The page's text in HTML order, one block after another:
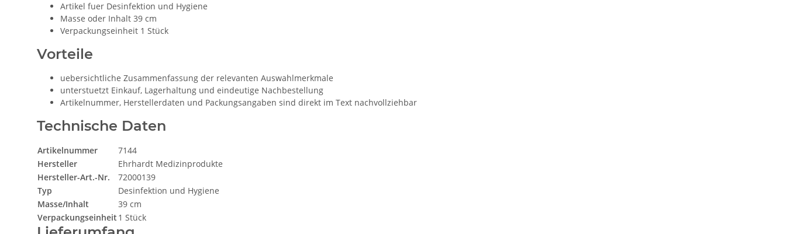
Artikel fuer Desinfektion und Hygiene
Masse oder Inhalt 39 cm
Verpackungseinheit 1 Stück
Vorteile
uebersichtliche Zusammenfassung der relevanten Auswahlmerkmale
unterstuetzt Einkauf, Lagerhaltung und eindeutige Nachbestellung
Artikelnummer, Herstellerdaten und Packungsangaben sind direkt im Text nachvollziehbar
Technische Daten
Artikelnummer
7144
Hersteller
Ehrhardt Medizinprodukte
Hersteller-Art.-Nr.
72000139
Typ
Desinfektion und Hygiene
Masse/Inhalt
39 cm
Verpackungseinheit 1 Stück